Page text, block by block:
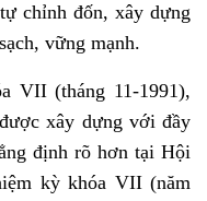
chỉnh đốn, xây dựng
vững mạnh.
VII (tháng 11-1991),
xây dựng với đầy
định rõ hơn tại Hội
kỳ khóa VII (năm